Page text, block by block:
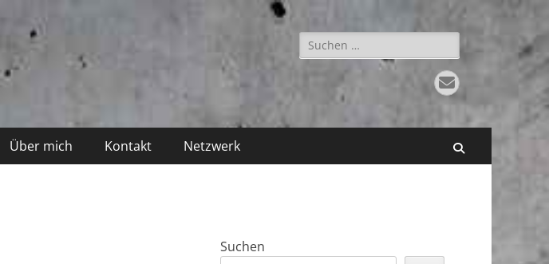
Suchen
nach:
E-
Mail
Über mich Kontakt Netzwerk
Suchen